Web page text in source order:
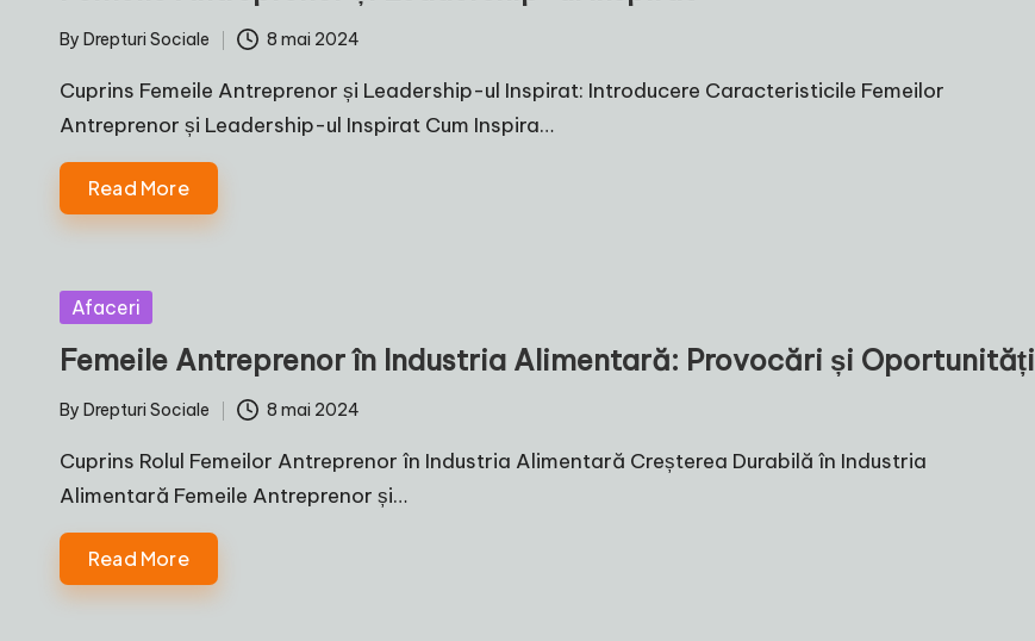
Posted
by
By Drepturi Sociale 8 mai 2024
Cuprins Femeile Antreprenor și Leadership-ul Inspirat: Introducere Caracteristicile Femeilor
Antreprenor și Leadership-ul Inspirat Cum Inspira…
Read More
Posted
Afaceri
Femeile Antreprenor în Industria Alimentară: Provocări și Oportunități
Posted
by
By Drepturi Sociale 8 mai 2024
Cuprins Rolul Femeilor Antreprenor în Industria Alimentară Creșterea Durabilă în Industria
Alimentară Femeile Antreprenor și…
Read More